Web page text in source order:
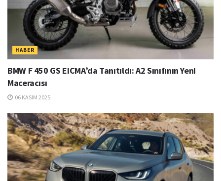
HABER
BMW F 450 GS EICMA’da Tanıtıldı: A2 Sınıfının Yeni
Maceracısı
06 KASIM 2025